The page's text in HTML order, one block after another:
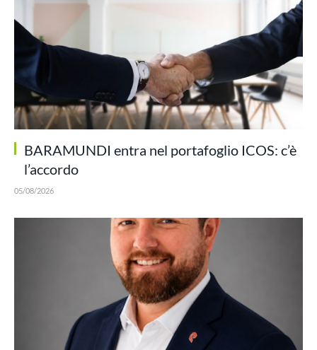
BARAMUNDI entra nel portafoglio ICOS: c’è
l’accordo
05/08/2026